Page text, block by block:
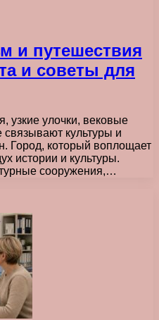
и путешествия
и советы для
узкие улочки, вековые
культуры и
Город, который воплощает
истории и культуры.
сооружения,…